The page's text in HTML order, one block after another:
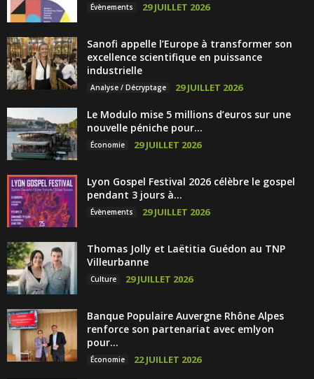
Évènements 29 JUILLET 2026
Sanofi appelle l’Europe à transformer son
excellence scientifique en puissance
industrielle
Analyse / Décryptage 29 JUILLET 2026
Le Modulo mise 5 millions d’euros sur une
nouvelle péniche pour...
Économie 29 JUILLET 2026
Lyon Gospel Festival 2026 célèbre le gospel
pendant 3 jours à...
Évènements 29 JUILLET 2026
Thomas Jolly et Laëtitia Guédon au TNP
Villeurbanne
Culture 29 JUILLET 2026
Banque Populaire Auvergne Rhône Alpes
renforce son partenariat avec emlyon
pour...
Économie 22 JUILLET 2026